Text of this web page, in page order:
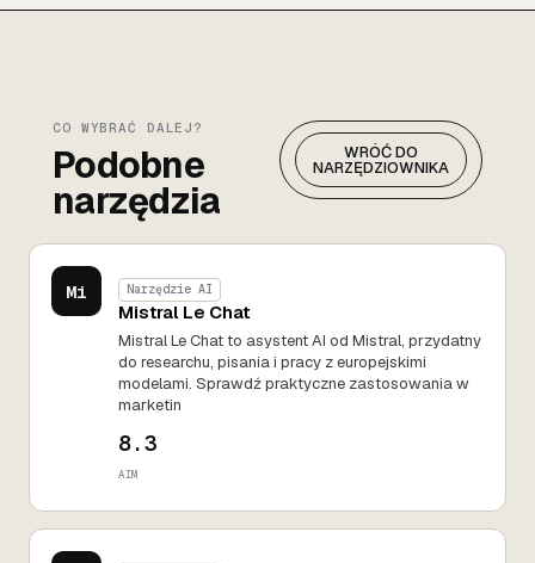
CO WYBRAĆ DALEJ?
Podobne
narzędzia
WRÓĆ DO
NARZĘDZIOWNIKA
Mi Narzędzie AI
Mistral Le Chat
Mistral Le Chat to asystent AI od Mistral, przydatny
do researchu, pisania i pracy z europejskimi
modelami. Sprawdź praktyczne zastosowania w
marketin
8.3
AIM